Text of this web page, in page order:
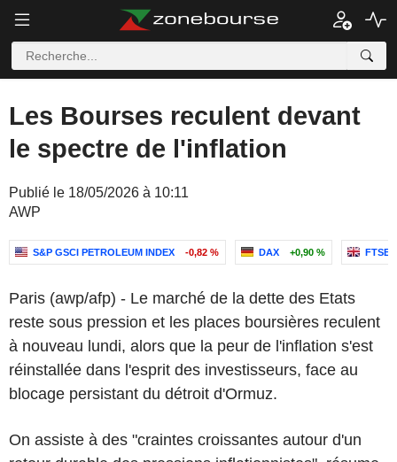
Les Bourses reculent devant
le spectre de l'inflation
Publié le 18/05/2026 à 10:11
AWP
S&P GSCI PETROLEUM INDEX -0,82 % DAX +0,90 % FTSE
Paris (awp/afp) - Le marché de la dette des Etats
reste sous pression et les places boursières reculent
à nouveau lundi, alors que la peur de l'inflation s'est
réinstallée dans l'esprit des investisseurs, face au
blocage persistant du détroit d'Ormuz.
On assiste à des "craintes croissantes autour d'un